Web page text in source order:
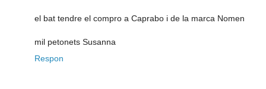
el bat tendre el compro a Caprabo i de la marca Nomen
mil petonets Susanna
Respon